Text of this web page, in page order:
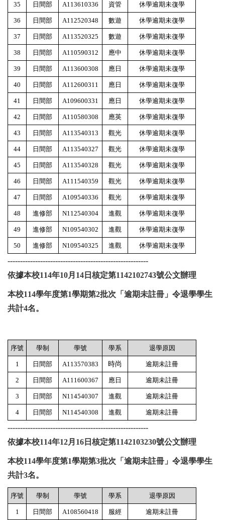
35 日間部 A113610336 資管 休學逾期未復學
36 日間部 A112520348 數遊 休學逾期未復學
37 日間部 A113520325 數遊 休學逾期未復學
38 日間部 A110590312 應中 休學逾期未復學
39 日間部 A113600308 應日 休學逾期未復學
40 日間部 A112600311 應日 休學逾期未復學
41 日間部 A109600331 應日 休學逾期未復學
42 日間部 A110580308 應英 休學逾期未復學
43 日間部 A113540313 觀光 休學逾期未復學
44 日間部 A113540327 觀光 休學逾期未復學
45 日間部 A113540328 觀光 休學逾期未復學
46 日間部 A111540359 觀光 休學逾期未復學
47 日間部 A109540336 觀光 休學逾期未復學
48 進修部 N112540304 進觀 休學逾期未復學
49 進修部 N109540302 進觀 休學逾期未復學
50 進修部 N109540325 進觀 休學逾期未復學
--------------------------------------------------------
依據本校114年10月14日核定第1142102743號公文辦理
本校114學年度第1學期第2批次「逾期未註冊」 令退學學生
共計4名。
序號 學制 學號 學系 退學原因
1 日間部 A113570383 時尚 逾期未註冊
2 日間部 A111600367 應日 逾期未註冊
3 日間部 N114540307 進觀 逾期未註冊
4 日間部 N114540308 進觀 逾期未註冊
--------------------------------------------------------
依據本校114年12月16日核定第1142103230號公文辦理
本校114學年度第1學期第3批次「逾期未註冊」 令退學學生
共計3名。
序號 學制 學號 學系 退學原因
1 日間部 A108560418 服經 逾期未註冊